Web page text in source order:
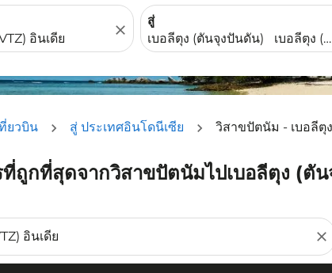
close
สู่
ยวบิน สู่ ประเทศอินโดนีเซีย วิสาขปัตนัม - เบอลีตุ
ที่ถูกที่สุดจากวิสาขปัตนัมไปเบอลีตุง (ตั
close
งของคุณ (ต้นทางและ/หรือปลายทาง) หรือเลือกวันที่ด้านล่า